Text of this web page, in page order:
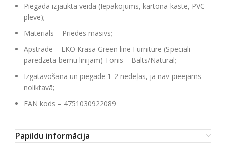
Piegādā izjauktā veidā (Iepakojums, kartona kaste, PVC
plēve);
Materiāls – Priedes masīvs;
Apstrāde – EKO Krāsa Green line Furniture (Speciāli
paredzēta bērnu līnijām) Tonis – Balts/Natural;
Izgatavošana un piegāde 1-2 nedēļas, ja nav pieejams
noliktavā;
EAN kods – 4751030922089
Papildu informācija